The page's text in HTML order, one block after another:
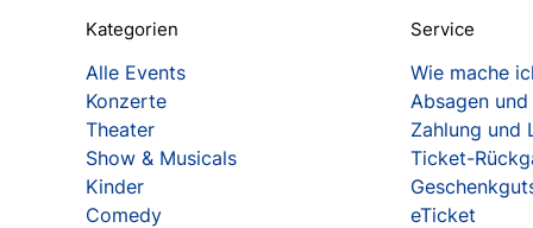
Kategorien
Alle Events
Konzerte
Theater
Show & Musicals
Kinder
Comedy
Service
Wie mache
Absagen
Zahlung und
Ticket-
eTicket